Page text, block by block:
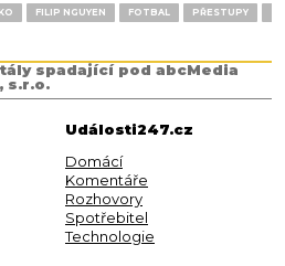
FILIP NGUYEN FOTBAL PŘESTUPY
spadající pod abcMedia
s.r.o.
Události247.cz
Domácí
Komentáře
Rozhovory
Spotřebitel
Technologie